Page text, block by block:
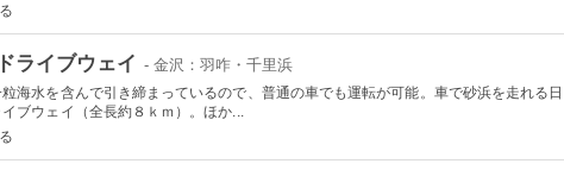
ライブウェイ - 金沢：羽咋・千里浜
海水を含んで引き締まっているので、普通の車でも運転が可能。車で砂浜を走れる日
ブウェイ（全長約８ｋｍ）。ほか...